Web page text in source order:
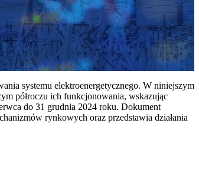
systemu elektroenergetycznego. W niniejszym
półroczu ich funkcjonowania, wskazując
do 31 grudnia 2024 roku. Dokument
rynkowych oraz przedstawia działania